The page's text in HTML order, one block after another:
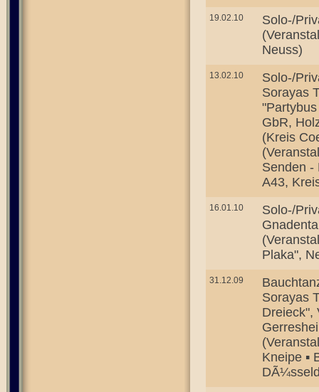
19.02.10
Solo-/
Neuss)
13.02.10
Solo-/
Sorayas
GbR,
(Kreis
Senden -
A43,
16.01.10
Solo-/
Plaka",
31.12.09
Sorayas
Dreieck",
Kneipe ▪